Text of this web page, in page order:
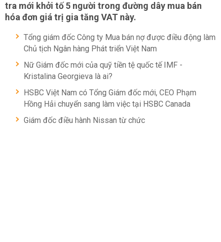
tra mới khởi tố 5 người trong đường dây mua bán
hóa đơn giá trị gia tăng VAT này.
Tổng giám đốc Công ty Mua bán nợ được điều động làm
Chủ tịch Ngân hàng Phát triển Việt Nam
Nữ Giám đốc mới của quỹ tiền tệ quốc tế IMF -
Kristalina Georgieva là ai?
HSBC Việt Nam có Tổng Giám đốc mới, CEO Phạm
Hồng Hải chuyển sang làm việc tại HSBC Canada
Giám đốc điều hành Nissan từ chức